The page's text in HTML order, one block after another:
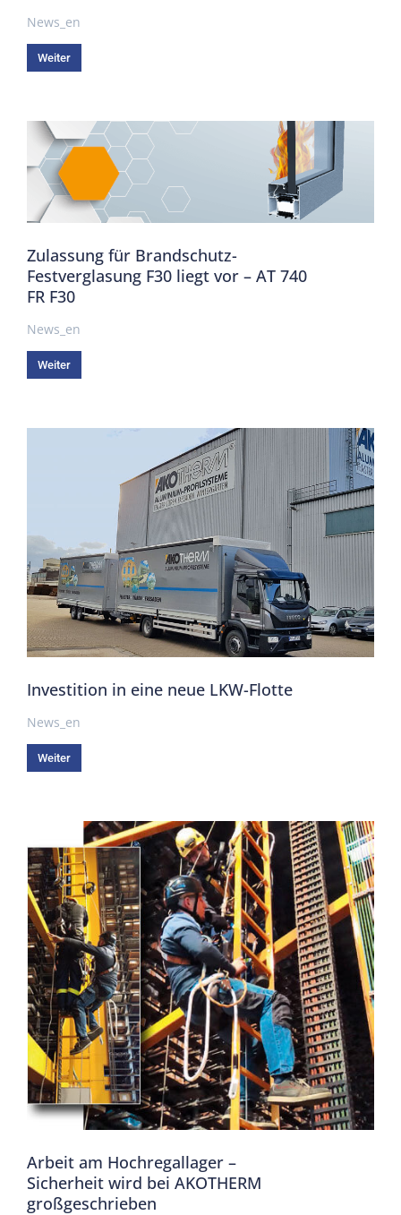
News_en
Weiter
Zulassung für Brandschutz-
Festverglasung F30 liegt vor – AT 740
FR F30
News_en
Weiter
Investition in eine neue LKW-Flotte
News_en
Weiter
Arbeit am Hochregallager –
Sicherheit wird bei AKOTHERM
großgeschrieben